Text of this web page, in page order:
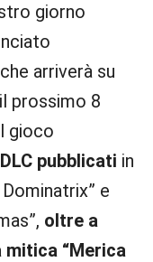
giorno
arriverà su
prossimo 8
gioco
pubblicati in
e
oltre a
“Merica